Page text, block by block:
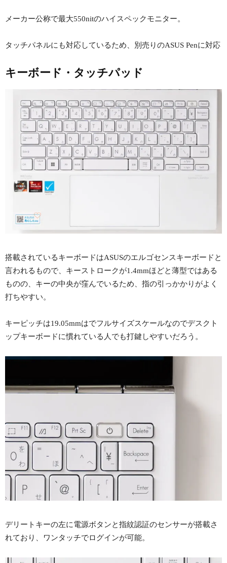
メーカー公称で最大550nitのハイスペックモニター。
タッチパネルにも対応しているため、別売りのASUS Penに対応
キーボード・タッチパッド
搭載されているキーボードはASUSのエルゴセンスキーボードと
言われるもので、キーストロークが1.4mmほどと薄型ではある
ものの、キーの中央が窪んでいるため、指の引っかかりがよく
打ちやすい。
キーピッチは19.05mmはでフルサイズスケールなのでデスクト
ップキーボードに慣れている人でも打鍵しやすいだろう。
デリートキーの左に電源ボタンと指紋認証のセンサーが搭載さ
れており、ワンタッチでログインが可能。